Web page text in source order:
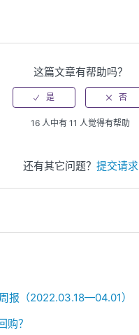
这篇文章有帮助吗？
16 人中有 11 人觉得有帮助
还有其它问题？ 提交请求
报（2022.03.18—04.01）
购？